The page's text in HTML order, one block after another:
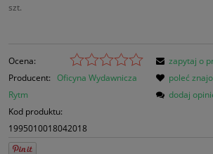
szt.
Ocena:
Producent: Oficyna Wydawnicza
Rytm
Kod produktu:
1995010018042018
zapytaj o
poleć
dodaj